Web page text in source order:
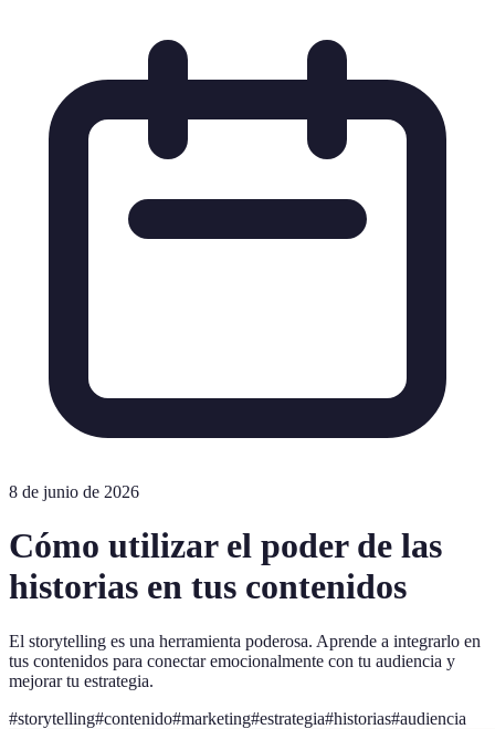
8 de junio de 2026
Cómo utilizar el poder de las
historias en tus contenidos
El storytelling es una herramienta poderosa. Aprende a integrarlo en
tus contenidos para conectar emocionalmente con tu audiencia y
mejorar tu estrategia.
#storytelling#contenido#marketing#estrategia#historias#audiencia